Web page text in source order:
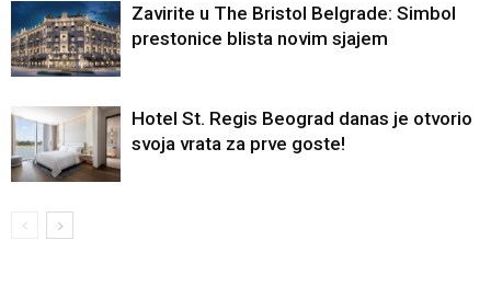
Zavirite u The Bristol Belgrade: Simbol
prestonice blista novim sjajem
Hotel St. Regis Beograd danas je otvorio
svoja vrata za prve goste!